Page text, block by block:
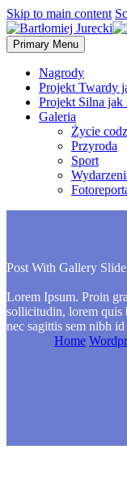
Skip to main content
Primary Menu
Nagrody
Projekt Twardy
Projekt Silna jak
Galeria
Życie
Przyroda
Sport
Post With Gallery
Lorem Ipsum. Proin
sollicitudin, lorem quis
nec sagittis sem nibh
Home